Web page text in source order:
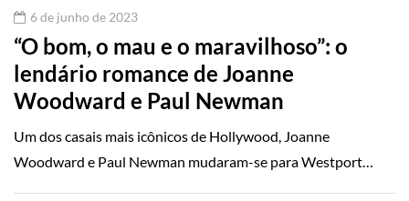
6 de junho de 2023
“O bom, o mau e o maravilhoso”: o
lendário romance de Joanne
Woodward e Paul Newman
Um dos casais mais icônicos de Hollywood, Joanne
Woodward e Paul Newman mudaram-se para Westport…